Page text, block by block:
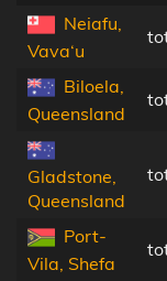
Neiafu,
Vava‘u
Biloela,
Queensland
Gladstone,
Queensland
Port-
Vila, Shefa